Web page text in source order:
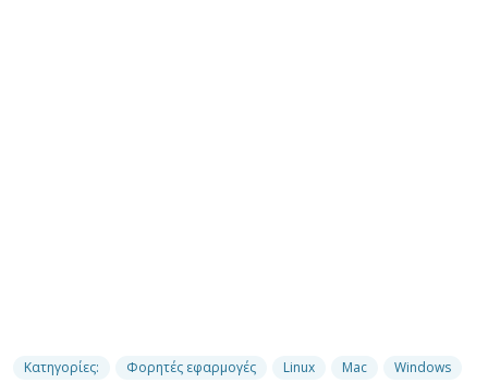
Κατηγορίες: Φορητές εφαρμογές Linux Mac Windows